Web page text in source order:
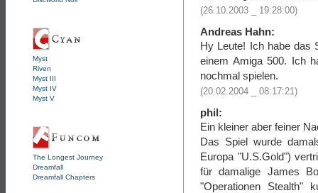
Myst
Riven
Myst III
Myst IV
Myst V
The Longest Journey
Dreamfall
Dreamfall Chapters
(26.10.2003 _ 19:28:00)
Andreas Hahn:
Hy Leute! Ich habe das
einem Amiga 500. Ich
nochmal spielen.
(20.02.2004 _ 08:17:21)
phil:
Ein kleiner aber feiner
Das Spiel wurde
Europa "U.S.Gold")
für damalige James
"Operationen Stealth"